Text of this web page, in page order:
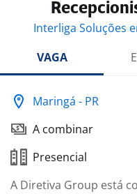
Interliga Soluções
VAGA
Maringá - PR
A combinar
Presencial
A Diretiva Group está